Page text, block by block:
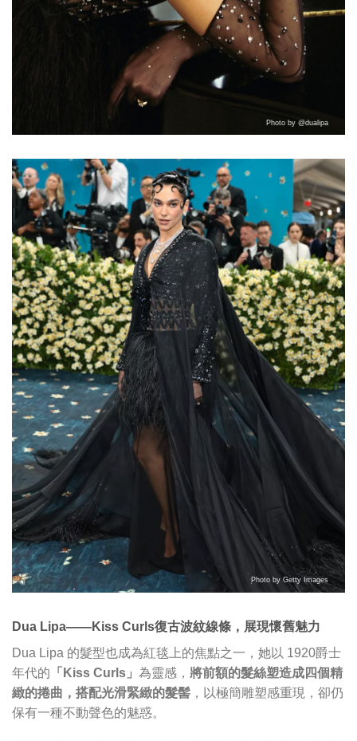
Photo by @dualipa
Photo by Getty Images
Dua Lipa——Kiss Curls復古波紋線條，展現懷舊魅力
Dua Lipa 的髮型也成為紅毯上的焦點之一，她以 1920爵士
年代的 「Kiss Curls」 為靈感， 將前額的髮絲塑造成四個精
緻的捲曲，搭配光滑緊緻的髮髻 ，以極簡雕塑感重現，卻仍
保有一種不動聲色的魅惑。